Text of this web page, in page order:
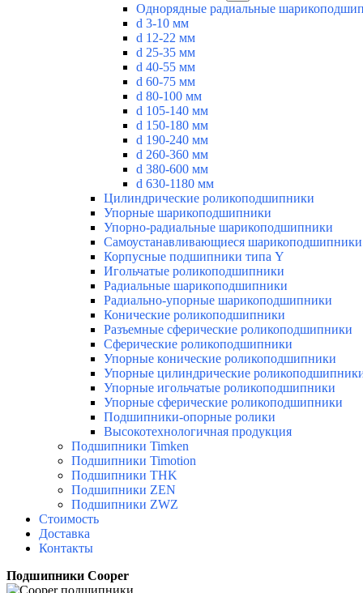
Однорядные радиальные
d 3-10 мм
d 12-22 мм
d 25-35 мм
d 40-55 мм
d 60-75 мм
d 80-100 мм
d 105-140 мм
d 150-180 мм
d 190-240 мм
d 260-360 мм
d 380-600 мм
d 630-1180 мм
Цилиндрические роликоподшипники
Упорные шарикоподшипники
Упорно-радиальные шарикоподшипники
Самоустанавливающиеся шарикоподшипники
Корпусные подшипники типа Y
Игольчатые роликоподшипники
Радиальные шарикоподшипники
Радиально-упорные шарикоподшипники
Конические роликоподшипники
Разъемные сферические роликоподшипники
Сферические роликоподшипники
Упорные конические роликоподшипники
Упорные цилиндрические
Упорные игольчатые роликоподшипники
Упорные сферические роликоподшипники
Подшипники-опорные ролики
Высокотехнологичная продукция
Подшипники Timken
Подшипники Timotion
Подшипники THK
Подшипники ZEN
Подшипники ZWZ
Стоимость
Доставка
Контакты
Подшипники Cooper